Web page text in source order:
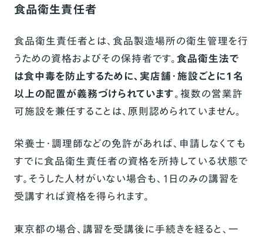
食品衛生責任者
食品衛生責任者とは、食品製造場所の衛生管理を行
うための資格およびその保持者です。食品衛生法で
は食中毒を防止するために、実店舗・施設ごとに1名
以上の配置が義務づけられています。複数の営業許
可施設を兼任することは、原則認められていません。
栄養士・調理師などの免許があれば、申請しなくても
すでに食品衛生責任者の資格を所持している状態で
す。そうした人材がいない場合も、1日のみの講習を
受講すれば資格を得られます。
東京都の場合、講習を受講後に手続きを経ると、 一